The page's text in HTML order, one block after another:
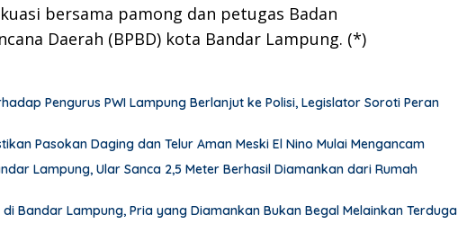
bersama pamong dan petugas Badan
Daerah (BPBD) kota Bandar Lampung. (*)
Pengurus PWI Lampung Berlanjut ke Polisi, Legislator Soroti Peran
Pasokan Daging dan Telur Aman Meski El Nino Mulai Mengancam
Lampung, Ular Sanca 2,5 Meter Berhasil Diamankan dari Rumah
di Bandar Lampung, Pria yang Diamankan Bukan Begal Melainkan Terduga